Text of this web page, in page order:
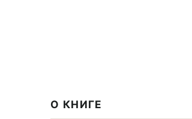
О КНИГЕ